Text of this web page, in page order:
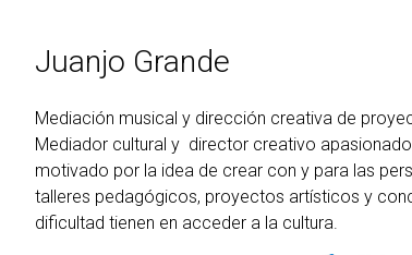
contenidoJuanjo Grande
Mediación musical y dirección creativa de
Mediador cultural y director creativo
motivado por la idea de crear con y para las
talleres pedagógicos, proyectos artísticos y
dificultad tienen en acceder a la cultura.